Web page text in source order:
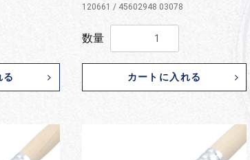
る
120661 / 45602948 03078
数量
カートに入れる